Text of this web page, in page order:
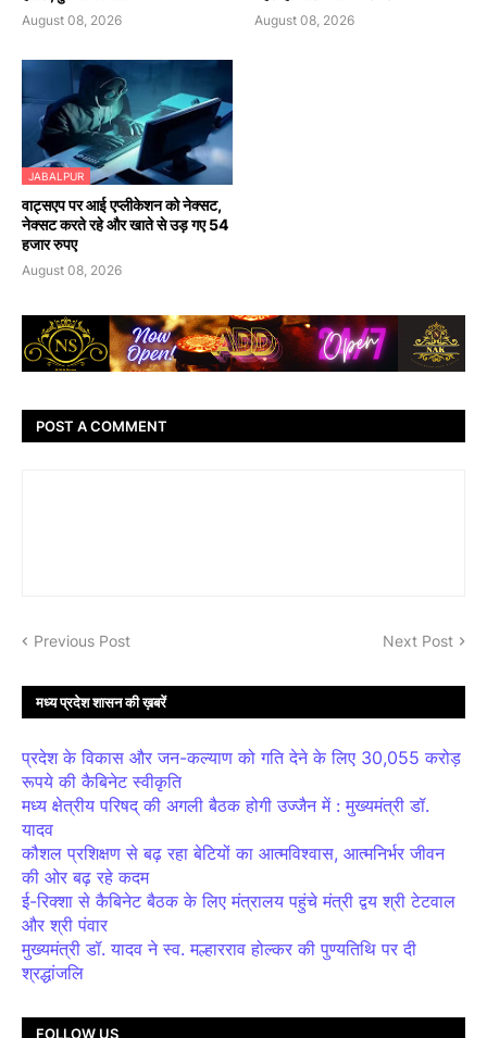
August 08, 2026 August 08, 2026
JABALPUR
वाट्सएप पर आई एप्लीकेशन को नेक्सट,
नेक्सट करते रहे और खाते से उड़ गए 54
हजार रुपए
August 08, 2026
POST A COMMENT
Previous Post Next Post
मध्य प्रदेश शासन की ख़बरें
प्रदेश के विकास और जन-कल्याण को गति देने के लिए 30,055 करोड़
रूपये की कैबिनेट स्वीकृति
मध्य क्षेत्रीय परिषद् की अगली बैठक होगी उज्जैन में : मुख्यमंत्री डॉ.
यादव
कौशल प्रशिक्षण से बढ़ रहा बेटियों का आत्मविश्वास, आत्मनिर्भर जीवन
की ओर बढ़ रहे कदम
ई-रिक्शा से कैबिनेट बैठक के लिए मंत्रालय पहुंचे मंत्री द्वय श्री टेटवाल
और श्री पंवार
मुख्यमंत्री डॉ. यादव ने स्व. मल्हारराव होल्कर की पुण्यतिथि पर दी
श्रद्धांजलि
FOLLOW US